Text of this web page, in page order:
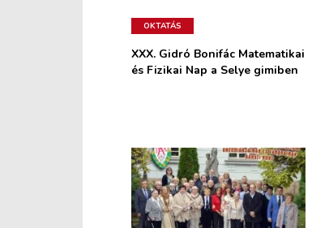
OKTATÁS
XXX. Gidró Bonifác Matematikai
és Fizikai Nap a Selye gimiben